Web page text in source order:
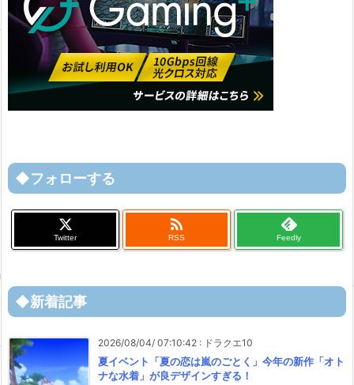
◆フォローする
Twitter

RSS Feedly
◆新着記事
2026/08/04/ 07:10:42 : ドラクエ10
夏イベント「夏の恋は嵐のごとく」今年の新作「オト
ナな水着」が良デザインすぎる！